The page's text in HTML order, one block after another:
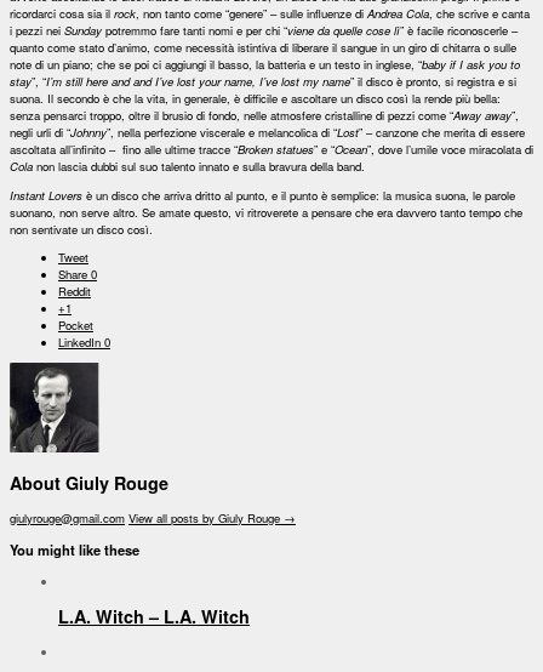
ricordarci cosa sia il rock, non tanto come “genere” – sulle influenze di Andrea Cola, che scrive e canta
i pezzi nei Sunday potremmo fare tanti nomi e per chi “viene da quelle cose lì” è facile riconoscerle –
quanto come stato d’animo, come necessità istintiva di liberare il sangue in un giro di chitarra o sulle
note di un piano; che se poi ci aggiungi il basso, la batteria e un testo in inglese, “baby if I ask you to
stay”, “I’m still here and and I’ve lost your name, I’ve lost my name” il disco è pronto, si registra e si
suona. Il secondo è che la vita, in generale, è difficile e ascoltare un disco così la rende più bella:
senza pensarci troppo, oltre il brusio di fondo, nelle atmosfere cristalline di pezzi come “Away away”,
negli urli di “Johnny”, nella perfezione viscerale e melancolica di “Lost” – canzone che merita di essere
ascoltata all’infinito – fino alle ultime tracce “Broken statues” e “Ocean”, dove l’umile voce miracolata di
Cola non lascia dubbi sul suo talento innato e sulla bravura della band.
Instant Lovers è un disco che arriva dritto al punto, e il punto è semplice: la musica suona, le parole
suonano, non serve altro. Se amate questo, vi ritroverete a pensare che era davvero tanto tempo che
non sentivate un disco così.
Tweet
Share 0
Reddit
+1
Pocket
LinkedIn 0
About Giuly Rouge
giulyrouge@gmail.com View all posts by Giuly Rouge →
You might like these
L.A. Witch – L.A. Witch